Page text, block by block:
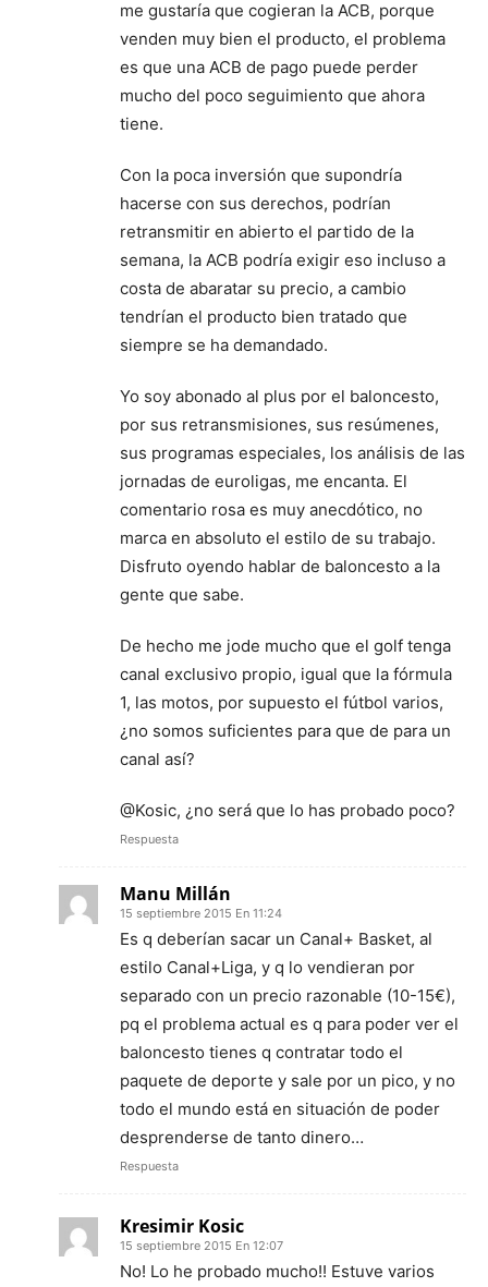
me gustaría que cogieran la ACB, porque
venden muy bien el producto, el problema
es que una ACB de pago puede perder
mucho del poco seguimiento que ahora
tiene.
Con la poca inversión que supondría
hacerse con sus derechos, podrían
retransmitir en abierto el partido de la
semana, la ACB podría exigir eso incluso a
costa de abaratar su precio, a cambio
tendrían el producto bien tratado que
siempre se ha demandado.
Yo soy abonado al plus por el baloncesto,
por sus retransmisiones, sus resúmenes,
sus programas especiales, los análisis de las
jornadas de euroligas, me encanta. El
comentario rosa es muy anecdótico, no
marca en absoluto el estilo de su trabajo.
Disfruto oyendo hablar de baloncesto a la
gente que sabe.
De hecho me jode mucho que el golf tenga
canal exclusivo propio, igual que la fórmula
1, las motos, por supuesto el fútbol varios,
¿no somos suficientes para que de para un
canal así?
@Kosic, ¿no será que lo has probado poco?
Respuesta
Manu Millán
15 septiembre 2015 En 11:24
Es q deberían sacar un Canal+ Basket, al
estilo Canal+Liga, y q lo vendieran por
separado con un precio razonable (10-15€),
pq el problema actual es q para poder ver el
baloncesto tienes q contratar todo el
paquete de deporte y sale por un pico, y no
todo el mundo está en situación de poder
desprenderse de tanto dinero…
Respuesta
Kresimir Kosic
15 septiembre 2015 En 12:07
No! Lo he probado mucho!! Estuve varios